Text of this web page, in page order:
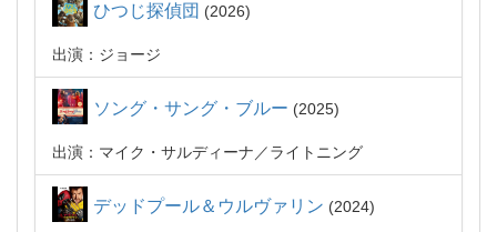
ひつじ探偵団 2026
出演：ジョージ
ソング・サング・ブルー 2025
出演：マイク・サルディーナ／ライトニング
デッドプール＆ウルヴァリン 2024